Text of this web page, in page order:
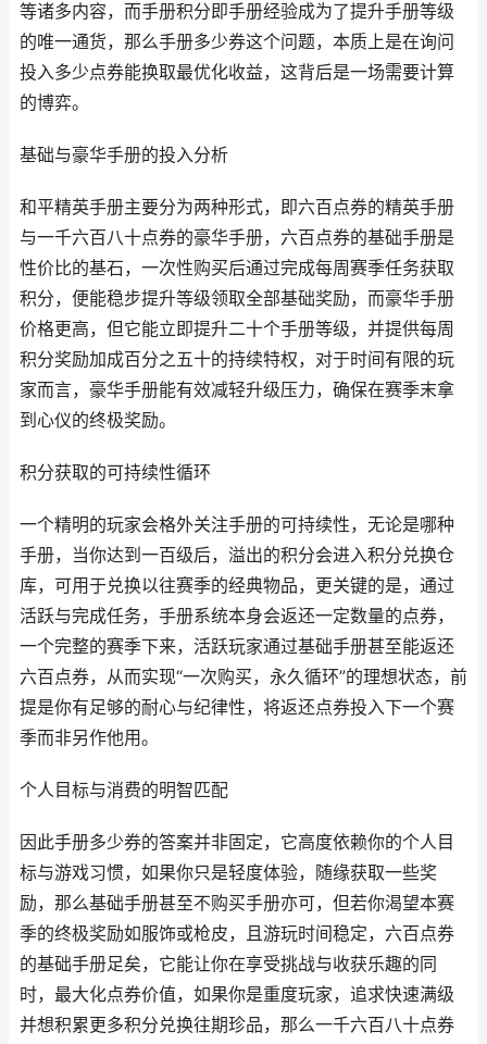
等诸多内容，而手册积分即手册经验成为了提升手册等级
的唯一通货，那么手册多少券这个问题，本质上是在询问
投入多少点券能换取最优化收益，这背后是一场需要计算
的博弈。
基础与豪华手册的投入分析
和平精英手册主要分为两种形式，即六百点券的精英手册
与一千六百八十点券的豪华手册，六百点券的基础手册是
性价比的基石，一次性购买后通过完成每周赛季任务获取
积分，便能稳步提升等级领取全部基础奖励，而豪华手册
价格更高，但它能立即提升二十个手册等级，并提供每周
积分奖励加成百分之五十的持续特权，对于时间有限的玩
家而言，豪华手册能有效减轻升级压力，确保在赛季末拿
到心仪的终极奖励。
积分获取的可持续性循环
一个精明的玩家会格外关注手册的可持续性，无论是哪种
手册，当你达到一百级后，溢出的积分会进入积分兑换仓
库，可用于兑换以往赛季的经典物品，更关键的是，通过
活跃与完成任务，手册系统本身会返还一定数量的点券，
一个完整的赛季下来，活跃玩家通过基础手册甚至能返还
六百点券，从而实现“一次购买，永久循环”的理想状态，前
提是你有足够的耐心与纪律性，将返还点券投入下一个赛
季而非另作他用。
个人目标与消费的明智匹配
因此手册多少券的答案并非固定，它高度依赖你的个人目
标与游戏习惯，如果你只是轻度体验，随缘获取一些奖
励，那么基础手册甚至不购买手册亦可，但若你渴望本赛
季的终极奖励如服饰或枪皮，且游玩时间稳定，六百点券
的基础手册足矣，它能让你在享受挑战与收获乐趣的同
时，最大化点券价值，如果你是重度玩家，追求快速满级
并想积累更多积分兑换往期珍品，那么一千六百八十点券